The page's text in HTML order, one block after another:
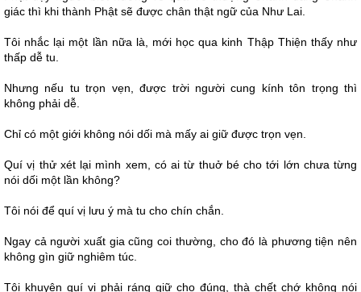
giác thì khi thành Phật sẽ được chân thật ngữ của Như Lai.
Tôi nhắc lại một lần nữa là, mới học qua kinh Thập Thiện thấy như
thấp dễ tu.
Nhưng nếu tu trọn vẹn, được trời người cung kính tôn trọng thì
không phải dễ.
Chỉ có một giới không nói dối mà mấy ai giữ được trọn vẹn.
Quí vị thử xét lại mình xem, có ai từ thuở bé cho tới lớn chưa từng
nói dối một lần không?
Tôi nói để quí vị lưu ý mà tu cho chín chắn.
Ngay cả người xuất gia cũng coi thường, cho đó là phương tiện nên
không gìn giữ nghiêm túc.
Tôi khuyên quí vị phải ráng giữ cho đúng, thà chết chớ không nói